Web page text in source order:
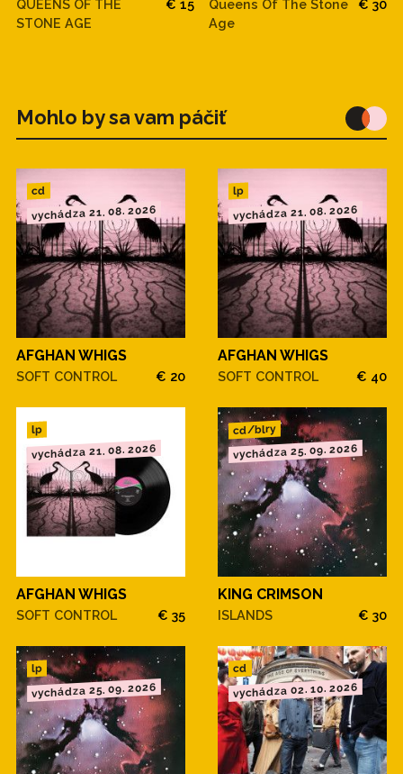
QUEENS OF THE
STONE AGE
€ 15
Queens Of The Stone
Age
€ 30
Mohlo by sa vam páčiť
cd
vychádza 21. 08. 2026
AFGHAN WHIGS
SOFT CONTROL € 20
lp
vychádza 21. 08. 2026
AFGHAN WHIGS
SOFT CONTROL € 40
lp
vychádza 21. 08. 2026
AFGHAN WHIGS
SOFT CONTROL € 35
cd/blry
vychádza 25. 09. 2026
KING CRIMSON
ISLANDS € 30
lp
vychádza 25. 09. 2026
cd
vychádza 02. 10. 2026